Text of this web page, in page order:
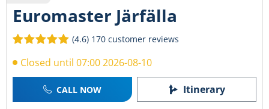
Euromaster Järfälla
(4.6) 170 customer reviews
Closed until 07:00 2026-08-10
CALL NOW Itinerary